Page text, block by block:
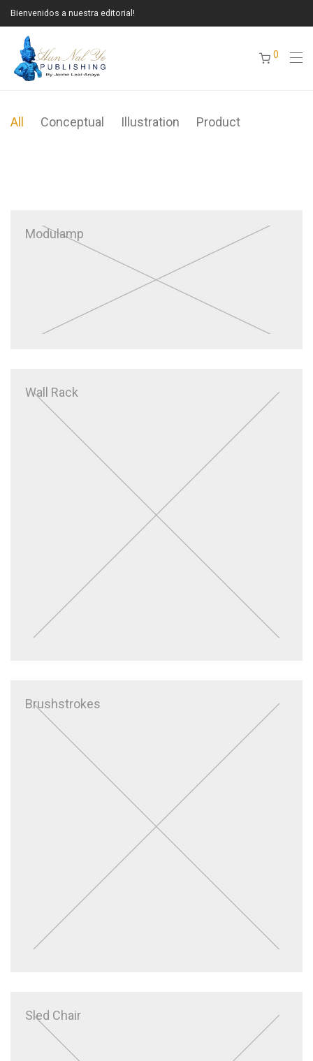
Bienvenidos a nuestra editorial!
0
All Conceptual Illustration Product
Modulamp
Wall Rack
Brushstrokes
Sled Chair